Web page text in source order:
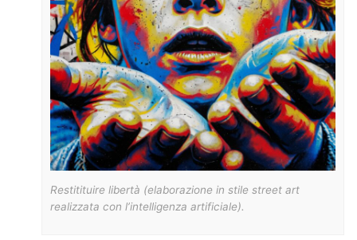
Restitituire libertà (elaborazione in stile street art
realizzata con l’intelligenza artificiale).